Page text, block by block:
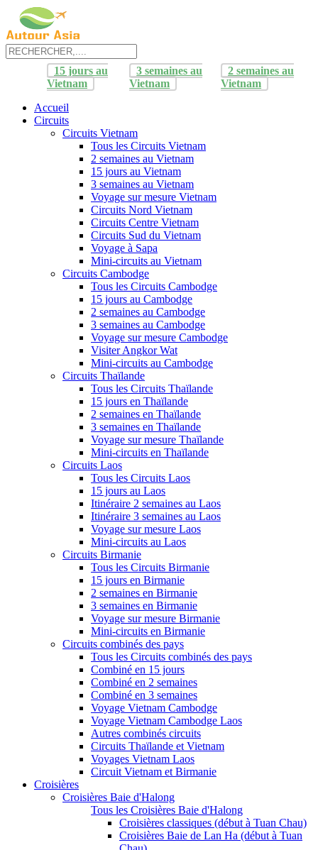
15 jours au
Vietnam
3 semaines au
Vietnam
2 semaines au
Vietnam
Accueil
Circuits
Circuits Vietnam
Tous les Circuits Vietnam
2 semaines au Vietnam
15 jours au Vietnam
3 semaines au Vietnam
Voyage sur mesure Vietnam
Circuits Nord Vietnam
Circuits Centre Vietnam
Circuits Sud du Vietnam
Voyage à Sapa
Mini-circuits au Vietnam
Circuits Cambodge
Tous les Circuits Cambodge
15 jours au Cambodge
2 semaines au Cambodge
3 semaines au Cambodge
Voyage sur mesure Cambodge
Visiter Angkor Wat
Mini-circuits au Cambodge
Circuits Thaïlande
Tous les Circuits Thaïlande
15 jours en Thaïlande
2 semaines en Thaïlande
3 semaines en Thaïlande
Voyage sur mesure Thaïlande
Mini-circuits en Thaïlande
Circuits Laos
Tous les Circuits Laos
15 jours au Laos
Itinéraire 2 semaines au Laos
Itinéraire 3 semaines au Laos
Voyage sur mesure Laos
Mini-circuits au Laos
Circuits Birmanie
Tous les Circuits Birmanie
15 jours en Birmanie
2 semaines en Birmanie
3 semaines en Birmanie
Voyage sur mesure Birmanie
Mini-circuits en Birmanie
Circuits combinés des pays
Tous les Circuits combinés des pays
Combiné en 15 jours
Combiné en 2 semaines
Combiné en 3 semaines
Voyage Vietnam Cambodge
Voyage Vietnam Cambodge Laos
Autres combinés circuits
Circuits Thaïlande et Vietnam
Voyages Vietnam Laos
Circuit Vietnam et Birmanie
Croisières
Croisières Baie d'Halong
Tous les Croisières Baie d'Halong
Croisières classiques (début à Tuan Chau)
Croisières Baie de Lan Ha (début à Tuan